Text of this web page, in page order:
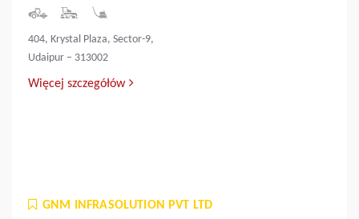
404, Krystal Plaza, Sector-9,
Udaipur – 313002
Więcej szczegółów
GNM INFRASOLUTION PVT LTD